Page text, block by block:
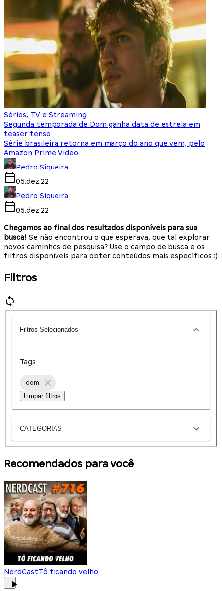
Séries, TV e Streaming
Segunda temporada de Dom ganha data de estreia em
teaser tenso
Série brasileira retorna em março do ano que vem, pelo
Amazon Prime Video
Pedro Siqueira
05.dez.22
Pedro Siqueira
05.dez.22
Chegamos ao final dos resultados disponíveis para sua
busca! Se não encontrou o que esperava, que tal explorar
novos caminhos de pesquisa? Use o campo de busca e os
filtros disponíveis para obter conteúdos mais específicos :)
Filtros
Filtros Selecionados
Tags
dom
Limpar filtros
CATEGORIAS
Recomendados para você
NerdCastTô ficando velho